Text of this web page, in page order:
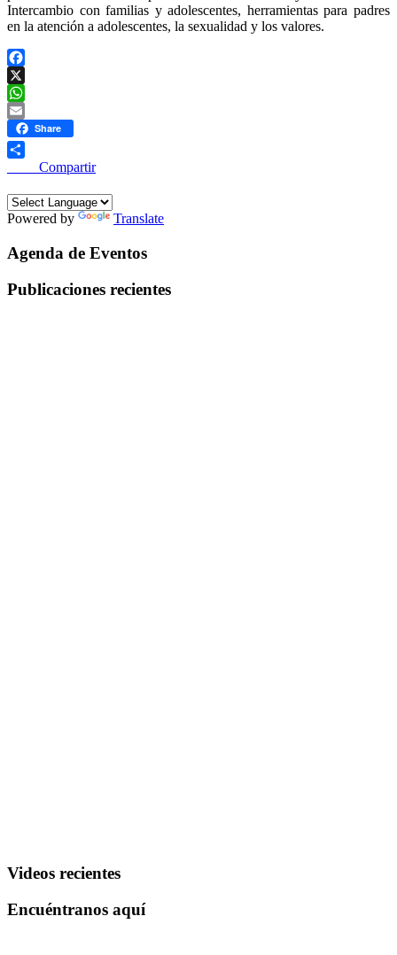
Intercambio con familias y adolescentes, herramientas para padres
en la atención a adolescentes, la sexualidad y los valores.
Facebook
X
WhatsApp
EmailShare
____ Compartir
Powered by Translate
Agenda de Eventos
Publicaciones recientes
Videos recientes
Encuéntranos aquí